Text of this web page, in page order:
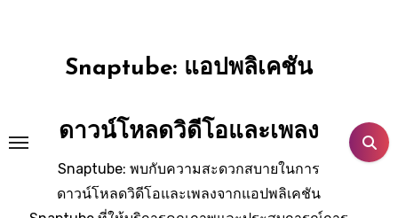
Snaptube: แอปพลิเคชัน
ดาวน์โหลดวิดีโอและเพลง
Snaptube: พบกับความสะดวกสบายในการ
ดาวน์โหลดวิดีโอและเพลงจากแอปพลิเคชัน